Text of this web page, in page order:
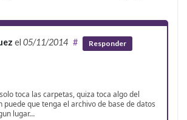
el 05/11/2014 # Responder
toca las carpetas, quiza toca algo del
puede que tenga el archivo de base de datos
lugar…